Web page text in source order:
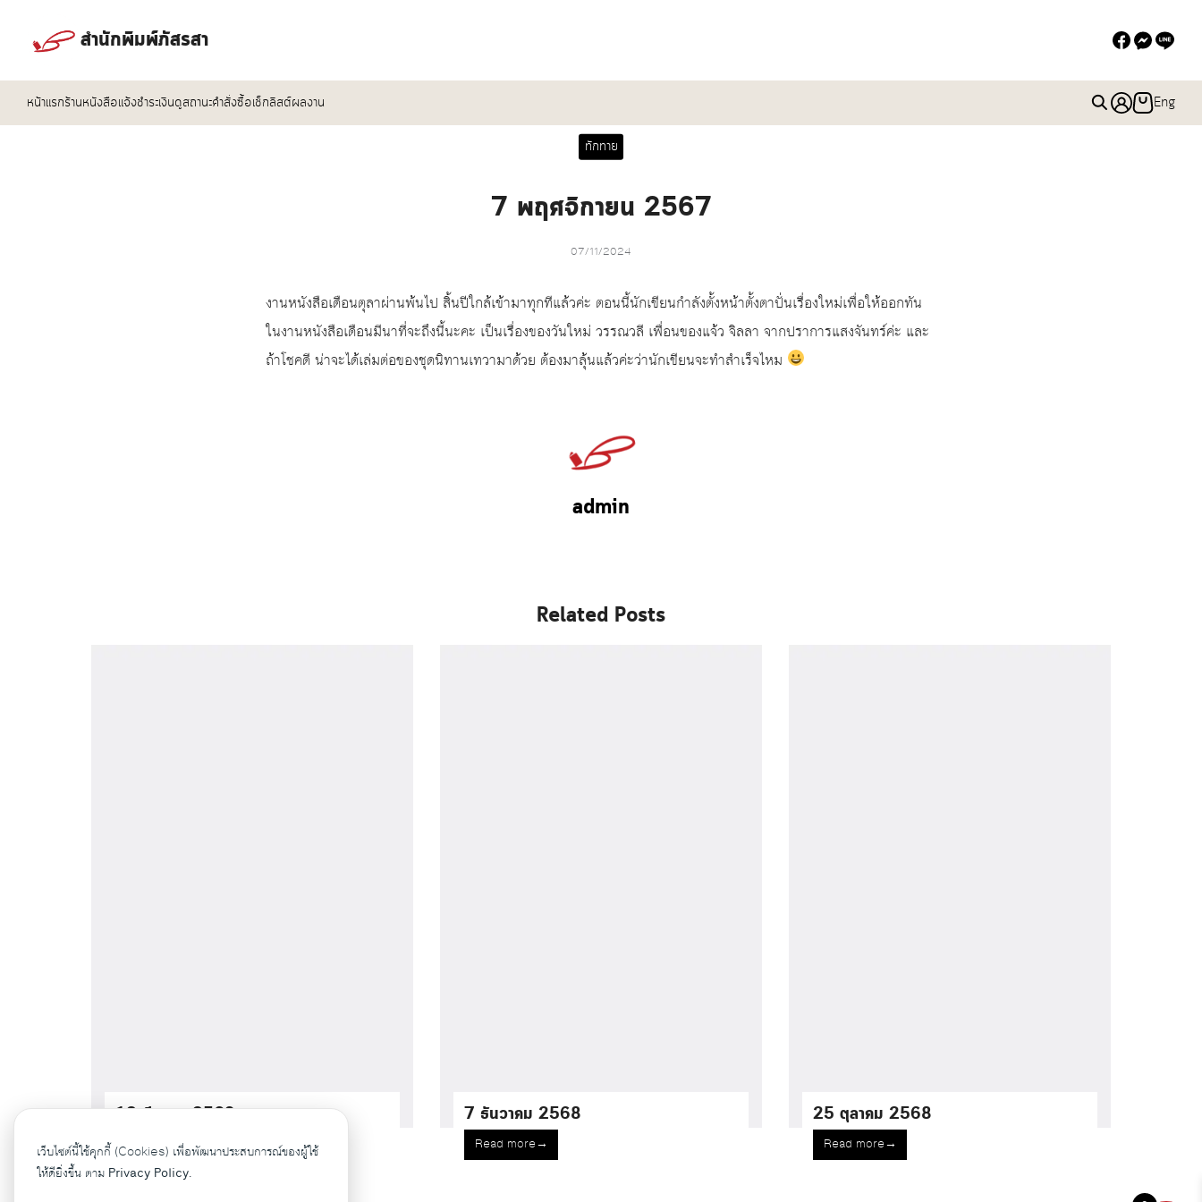
content
สำนักพิมพ์ภัสรสา
หน้าแรกร้านหนังสือแจ้งชำระเงินดูสถานะคำสั่งซื้อเช็กลิสต์ผลงาน
Eng
ทักทาย
7 พฤศจิกายน 2567
07/11/2024
งานหนังสือเดือนตุลาผ่านพ้นไป สิ้นปีใกล้เข้ามาทุกทีแล้วค่ะ ตอนนี้นักเขียนกำลังตั้งหน้าตั้งตาปั่นเรื่องใหม่เพื่อให้ออกทัน
ในงานหนังสือเดือนมีนาที่จะถึงนี้นะคะ เป็นเรื่องของวันใหม่ วรรณวลี เพื่อนของแจ้ว จิลลา จากปราการแสงจันทร์ค่ะ และ
ถ้าโชคดี น่าจะได้เล่มต่อของชุดนิทานเทวามาด้วย ต้องมาลุ้นแล้วค่ะว่านักเขียนจะทำสำเร็จไหม
admin
Related Posts
12 มีนาคม 2569
Read more→
7 ธันวาคม 2568
Read more→
25 ตุลาคม 2568
Read more→
เว็บไซต์นี้ใช้คุกกี้ (Cookies) เพื่อพัฒนาประสบการณ์ของผู้ใช้
ให้ดียิ่งขึ้น ตาม Privacy Policy.